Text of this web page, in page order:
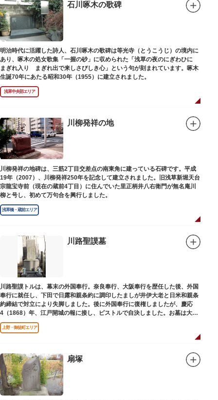
石川啄木の歌碑
明治時代に活躍した詩人、石川啄木の歌碑は等光寺（とうこうじ）の境内に
あり、啄木の処女歌集「一握の砂」に収められた「浅草の夜のにぎわひに
まぎれ入り まぎれ出で来しさびしき心」という句が刻まれています。啄木
生誕70年にあたる昭和30年（1955）に建立されました。
浅草中央部エリア
川柳発祥の地
川柳発祥の地碑は、三筋2丁目交差点の南東角に建っている石碑です。平成
19年（2007）、川柳発祥250年を記念して建立されました。旧浅草新堀天台
宗龍宝寺前（現在の蔵前4丁目）に住んでいた里正柄井八右衛門が無名庵川
柳と号し、初めて万句合を興行しました。
浅草橋・蔵前エリア
川路聖謨墓
川路聖謨トルは、幕末の外国奉行。奈良奉行、大阪奉行を歴任した後、外国
奉行に就任し、下田で日露和親条約に調印したましが井伊大老と日米和親条
約締結で対立により失脚しました。後に外国奉行に復権しましたが、慶応
4（1868）年、江戸開城の報に接し、ピストルで自決しました。お墓は大正
寺（たいしょうじ）にあります。
上野・御徒町エリア
扇塚